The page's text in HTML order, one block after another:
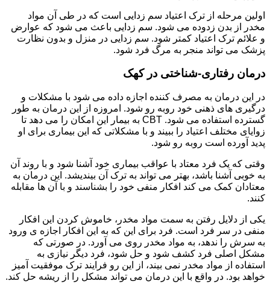
اولین مرحله از ترک اعتیاد سم زدایی است که در طی آن مواد
مخدر از بدن زدوده می شود. سم زدایی باعث می شود که عوارض
و علائم ترک اعتیاد کمتر شود. سم زدایی در منزل و بدون نظارت
پزشک می تواند منجر به مرگ فرد شود.
درمان رفتاری-شناختی در کهک
در این درمان به مصرف کننده اجازه داده می شود با مشکلات و
درگیری های ذهنی خود روبه رو شود. امروزه از این درمان به طور
گسترده استفاده می شود. CBT به بیمار این امکان را می دهد تا
زوایای مختلف اعتیاد را ببیند و با مشکلاتی که این بیماری برای او
پدید آورده است روبه رو شود.
وقتی که یک فرد معتاد با عواقب بیماری خود آشنا شود و با روند آن
به خوبی آشنا باشد، بهتر می تواند به ترک آن بیندیشد. این درمان به
معتادان کمک می کند افکار منفی خود را بشناسند و با آن ها مقابله
کنند.
یکی از دلایل رفتن به سمت مواد مخدر، خاموش کردن این افکار
منفی در سر فرد است. فرد برای این که به این افکار اجازه ی ورود
به سرش را ندهد، به مواد مخدر روی می آورد. در صورتی که
مشکل اصلی فرد کشف شود و حل شود، فرد دیگر نیازی به
استفاده از مواد مخدر نمی بیند، از این رو فرایند ترک موفقیت آمیز
خواهد بود. در واقع با این درمان می تواند مشکل را از ریشه حل کند.